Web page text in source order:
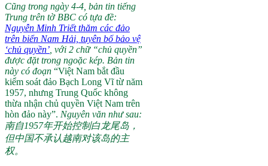
Cũng trong ngày 4-4, bản tin tiếng
Trung trên tờ BBC có tựa đề:
Nguyễn Minh Triết thăm các đảo
trên biển Nam Hải, tuyên bố bảo vệ
‘chủ quyền’ , với 2 chữ “chủ quyền”
được đặt trong ngoặc kép. Bản tin
này có đoạn “Việt Nam bắt đầu
kiểm soát đảo Bạch Long Vĩ từ năm
1957, nhưng Trung Quốc không
thừa nhận chủ quyền Việt Nam trên
hòn đảo này”. Nguyên văn như sau:
南自1957年开始控制白龙尾岛，
但中国不承认越南对该岛的主
权。